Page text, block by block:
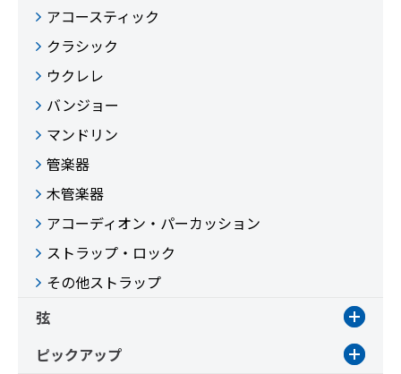
アコースティック
クラシック
ウクレレ
バンジョー
マンドリン
管楽器
木管楽器
アコーディオン・パーカッション
ストラップ・ロック
その他ストラップ
弦
ピックアップ